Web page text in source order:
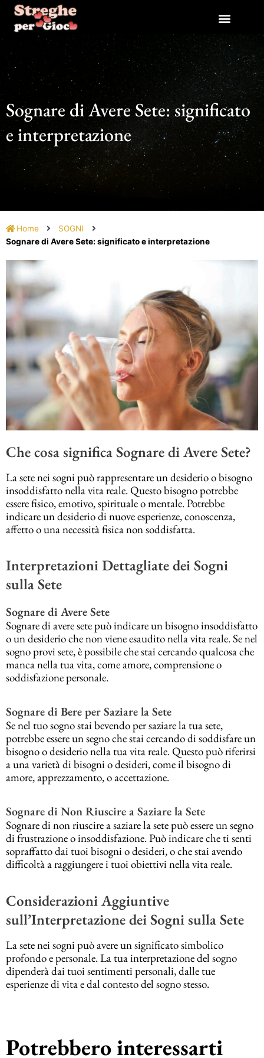
contenuto
Sognare di Avere Sete: significato
e interpretazione
Home
SOGNI
Sognare di Avere Sete: significato e interpretazione
Che cosa significa Sognare di Avere Sete?
La sete nei sogni può rappresentare un desiderio o bisogno
insoddisfatto nella vita reale. Questo bisogno potrebbe
essere fisico, emotivo, spirituale o mentale. Potrebbe
indicare un desiderio di nuove esperienze, conoscenza,
affetto o una necessità fisica non soddisfatta.
Interpretazioni Dettagliate dei Sogni
sulla Sete
Sognare di Avere Sete
Sognare di avere sete può indicare un bisogno insoddisfatto
o un desiderio che non viene esaudito nella vita reale. Se nel
sogno provi sete, è possibile che stai cercando qualcosa che
manca nella tua vita, come amore, comprensione o
soddisfazione personale.
Sognare di Bere per Saziare la Sete
Se nel tuo sogno stai bevendo per saziare la tua sete,
potrebbe essere un segno che stai cercando di soddisfare un
bisogno o desiderio nella tua vita reale. Questo può riferirsi
a una varietà di bisogni o desideri, come il bisogno di
amore, apprezzamento, o accettazione.
Sognare di Non Riuscire a Saziare la Sete
Sognare di non riuscire a saziare la sete può essere un segno
di frustrazione o insoddisfazione. Può indicare che ti senti
sopraffatto dai tuoi bisogni o desideri, o che stai avendo
difficoltà a raggiungere i tuoi obiettivi nella vita reale.
Considerazioni Aggiuntive
sull’Interpretazione dei Sogni sulla Sete
La sete nei sogni può avere un significato simbolico
profondo e personale. La tua interpretazione del sogno
dipenderà dai tuoi sentimenti personali, dalle tue
esperienze di vita e dal contesto del sogno stesso.
Potrebbero interessarti